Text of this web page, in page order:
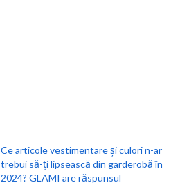
Ce articole vestimentare și culori n-ar
trebui să-ți lipsească din garderobă în
2024? GLAMI are răspunsul